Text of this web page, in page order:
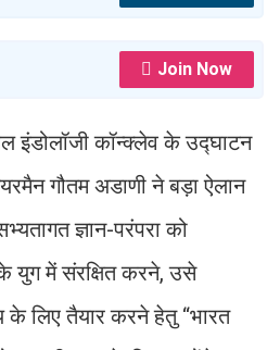
Join Now
इंडोलॉजी कॉन्क्लेव के उद्घाटन
गौतम अडाणी ने बड़ा ऐलान
ज्ञान-परंपरा को
युग में संरक्षित करने, उसे
लिए तैयार करने हेतु “भारत